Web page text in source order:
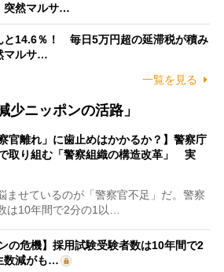
突然マルサ…
と14.6％！ 毎日5万円超の延滞税が積み
マルサ…
一覧を見る
少ニッポンの活路」
察官離れ」に歯止めはかかるか？】警察庁
取り組む「警察組織の構造改革」 実
せているのが「警察官不足」だ。警察
は10年間で2分の1以…
の危機】採用試験受験者数は10年間で2
数減がも…